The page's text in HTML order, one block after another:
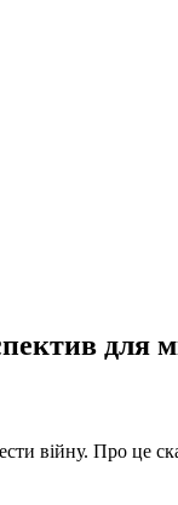
для
війну. Про це